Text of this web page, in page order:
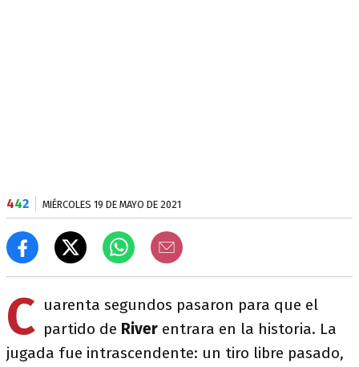
442 MIÉRCOLES 19 DE MAYO DE 2021
C uarenta segundos pasaron para que el
partido de River entrara en la historia. La
jugada fue intrascendente: un tiro libre pasado,